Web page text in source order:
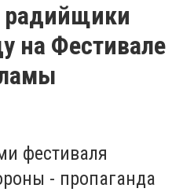
радийщики
на Фестивале
фестиваля
- пропаганда